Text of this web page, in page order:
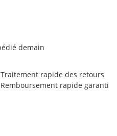
demain
Traitement rapide des retours
Remboursement rapide garanti